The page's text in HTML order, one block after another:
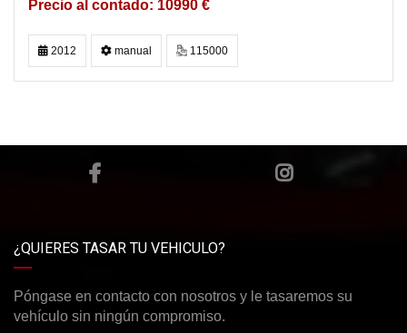
10990 €
2012 manual 115000
¿QUIERES TASAR TU VEHICULO?
Póngase en contacto con nosotros y le tasaremos su
vehículo sin ningún compromiso.